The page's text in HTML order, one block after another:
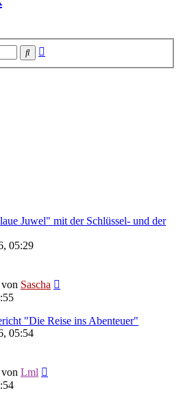
Suche
Juwel" mit der Schlüssel- und der
05:29
von Sascha
"Die Reise ins Abenteuer"
05:54
von Lml